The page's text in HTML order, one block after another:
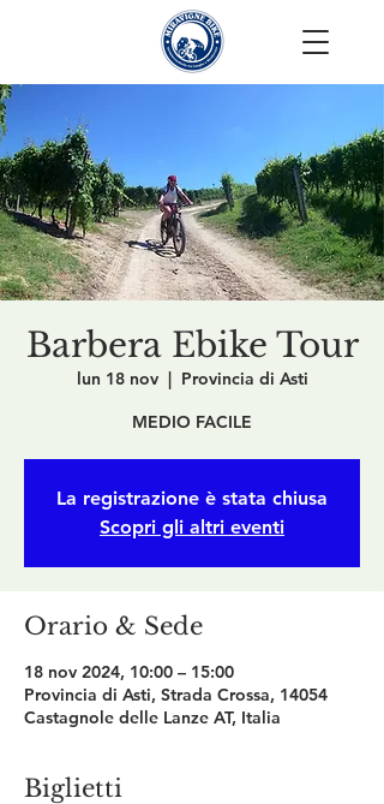
Barbera Ebike Tour
lun 18 nov
  |
Provincia di Asti
MEDIO FACILE
La registrazione è stata chiusa
Scopri gli altri eventi
Orario & Sede
18 nov 2024, 10:00 – 15:00
Provincia di Asti, Strada Crossa, 14054
Castagnole delle Lanze AT, Italia
Biglietti